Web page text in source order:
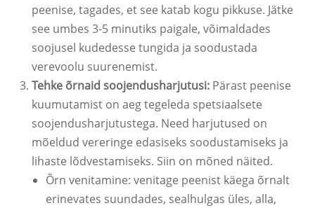
peenise, tagades, et see katab kogu pikkuse. Jätke
see umbes 3-5 minutiks paigale, võimaldades
soojusel kudedesse tungida ja soodustada
verevoolu suurenemist.
Tehke õrnaid soojendusharjutusi: Pärast peenise
kuumutamist on aeg tegeleda spetsiaalsete
soojendusharjutustega. Need harjutused on
mõeldud vereringe edasiseks soodustamiseks ja
lihaste lõdvestamiseks. Siin on mõned näited.
Õrn venitamine: venitage peenist käega õrnalt
erinevates suundades, sealhulgas üles, alla,